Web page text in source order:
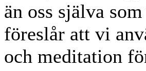
än oss själva
föreslår att vi
och meditation